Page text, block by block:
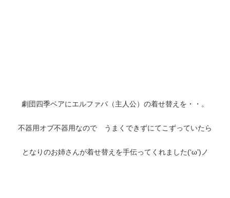
劇団四季ベアにエルファバ（主人公）の着せ替えを・・。
不器用オブ不器用なので うまくできずにてこずっていたら
となりのお姉さんが着せ替えを手伝ってくれました(‘ω’)ノ